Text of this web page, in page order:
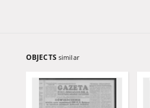
OBJECTS similar